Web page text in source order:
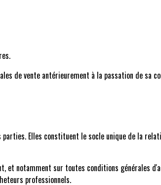
de vente antérieurement à la passation de sa
Elles constituent le socle unique de la
notamment sur toutes conditions générales
professionnels.